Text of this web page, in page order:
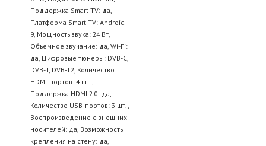
Поддержка Smart TV: да,
Платформа Smart TV: Android
9, Мощность звука: 24 Вт,
Объемное звучание: да, Wi-Fi:
да, Цифровые тюнеры: DVB-C,
DVB-T, DVB-T2, Количество
HDMI-портов: 4 шт.,
Поддержка HDMI 2.0: да,
Количество USB-портов: 3 шт.,
Воспроизведение с внешних
носителей: да, Возможность
крепления на стену: да,